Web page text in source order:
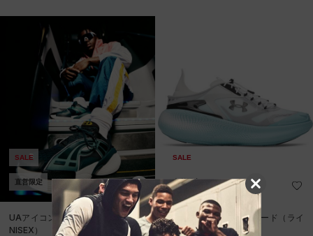
SALE
直営限定
UAアイコン96（ライフスタイル/U
NISEX）
SALE
直営限定
UAエコー スリップスピード（ライ
フスタイル/UNISEX）